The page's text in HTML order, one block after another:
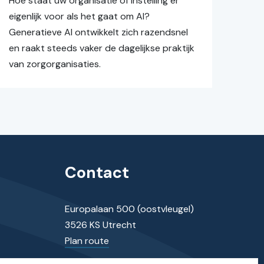
eigenlijk voor als het gaat om AI?
Generatieve AI ontwikkelt zich razendsnel
en raakt steeds vaker de dagelijkse praktijk
van zorgorganisaties.
Contact
Europalaan 500 (oostvleugel)
3526 KS Utrecht
Plan route